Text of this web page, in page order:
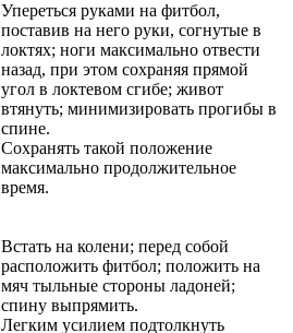
Упереться руками на фитбол,
поставив на него руки, согнутые в
локтях; ноги максимально отвести
назад, при этом сохраняя прямой
угол в локтевом сгибе; живот
втянуть; минимизировать прогибы в
спине.
Сохранять такой положение
максимально продолжительное
время.
Встать на колени; перед собой
расположить фитбол; положить на
мяч тыльные стороны ладоней;
спину выпрямить.
Легким усилием подтолкнуть